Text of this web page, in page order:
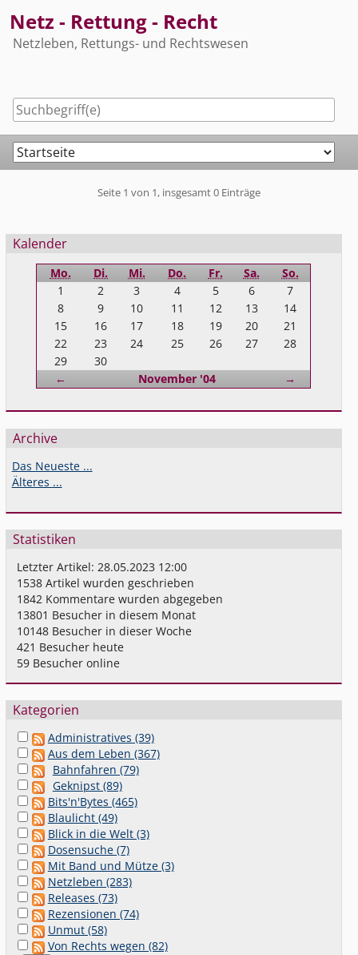
to
content
Netz - Rettung - Recht
Netzleben, Rettungs- und Rechtswesen
Navigation
Seite 1 von 1, insgesamt 0 Einträge
Seitenleiste
Kalender
Mo. Di. Mi. Do. Fr. Sa. So.
← November '04 Vorwärts
→
1 2 3 4 5 6
7
8
9 10 11 12 13
14
15
16 17 18 19 20
21
22
23 24 25 26 27
28
29
30
Archive
Das Neueste ...
Älteres ...
Statistiken
Letzter Artikel:28.05.2023 12:00
1538 Artikel wurden geschrieben
1842 Kommentare wurden abgegeben
13801 Besucher in diesem Monat
10148 Besucher in dieser Woche
421 Besucher heute
59 Besucher online
Kategorien
Administratives (39)
Aus dem Leben (367)
Bahnfahren (79)
Geknipst (89)
Bits'n'Bytes (465)
Blaulicht (49)
Blick in die Welt (3)
Dosensuche (7)
Mit Band und Mütze (3)
Netzleben (283)
Releases (73)
Rezensionen (74)
Unmut (58)
Von Rechts wegen (82)